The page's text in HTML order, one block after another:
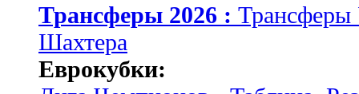
Трансферы 2026 :
Шахтера
Еврокубки: